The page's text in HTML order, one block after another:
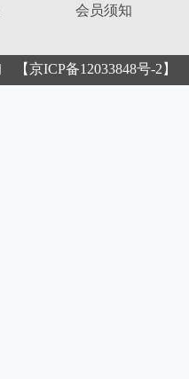
会员须知
【京ICP备12033848号-2】